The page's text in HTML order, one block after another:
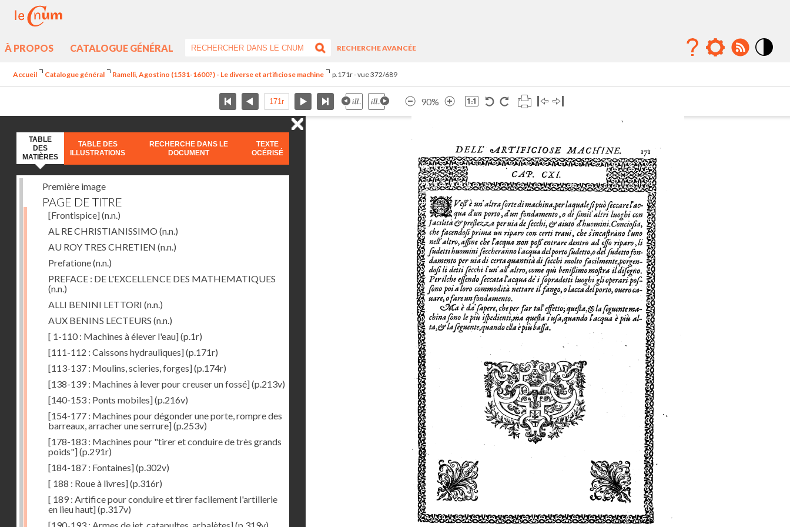
À PROPOS CATALOGUE GÉNÉRAL
RECHERCHE AVANCÉE
Accueil Catalogue général Ramelli, Agostino (1531-1600?) - Le diverse et artificiose machine p.171r - vue 372/689
90%
TABLE
DES
MATIÈRES
TABLE DES
ILLUSTRATIONS
RECHERCHE DANS LE
DOCUMENT
TEXTE
OCÉRISÉ
Première image
PAGE DE TITRE
[Frontispice](n.n.)
AL RE CHRISTIANISSIMO (n.n.)
AU ROY TRES CHRETIEN (n.n.)
Prefatione(n.n.)
PREFACE : DE L'EXCELLENCE DES MATHEMATIQUES
(n.n.)
ALLI BENINI LETTORI (n.n.)
AUX BENINS LECTEURS (n.n.)
[ 1-110 : Machines à élever l'eau](p.1r)
[111-112 : Caissons hydrauliques](p.171r)
[113-137 : Moulins, scieries, forges](p.174r)
[138-139 : Machines à lever pour creuser un fossé](p.213v)
[140-153 : Ponts mobiles](p.216v)
[154-177 : Machines pour dégonder une porte, rompre des
barreaux, arracher une serrure](p.253v)
[178-183 : Machines pour "tirer et conduire de très grands
poids"](p.291r)
[184-187 : Fontaines](p.302v)
[ 188 : Roue à livres](p.316r)
[ 189 : Artifice pour conduire et tirer facilement l'artillerie
en lieu haut](p.317v)